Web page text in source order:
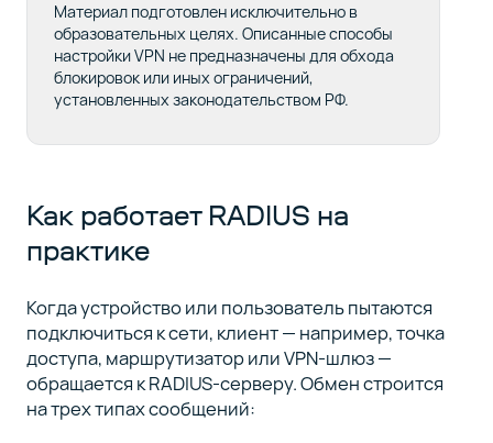
Материал подготовлен исключительно в
образовательных целях. Описанные способы
настройки VPN не предназначены для обхода
блокировок или иных ограничений,
установленных законодательством РФ.
Как работает RADIUS на
практике
Когда устройство или пользователь пытаются
подключиться к сети, клиент — например, точка
доступа, маршрутизатор или VPN-шлюз —
обращается к RADIUS-серверу. Обмен строится
на трех типах сообщений: